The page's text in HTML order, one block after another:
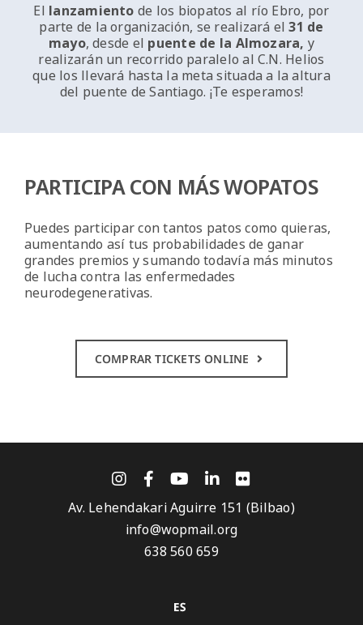
El lanzamiento de los biopatos al río Ebro, por
parte de la organización, se realizará el31 de
mayo, desde el puente de la Almozara, y
realizarán un recorrido paralelo al C.N. Helios
que los llevará hasta la meta situada a la altura
del puente de Santiago. ¡Te esperamos!
PARTICIPA CON MÁS WOPATOS
Puedes participar con tantos patos como quieras,
aumentando así tus probabilidades de ganar
grandes premios y sumando todavía más minutos
de lucha contra las enfermedades
neurodegenerativas.
COMPRAR TICKETS ONLINE
Av. Lehendakari Aguirre 151 (Bilbao)
info@wopmail.org
638 560 659